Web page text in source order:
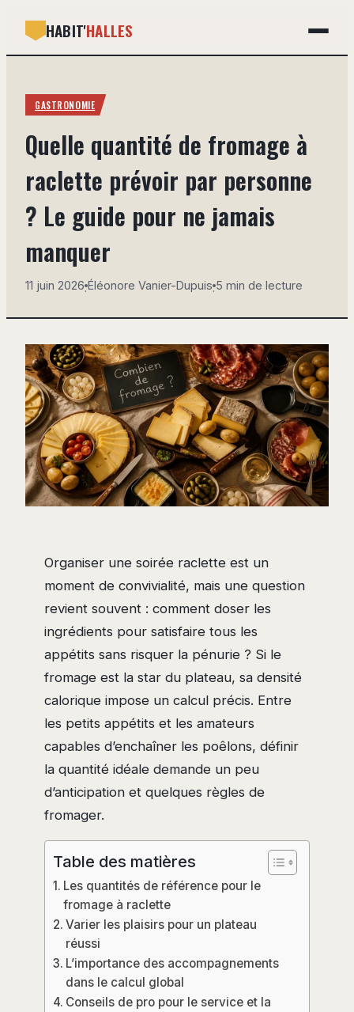
HABIT'HALLES
BRICOLAGE
DÉCO
IMMOBILIER
MAISON
GASTRONOMIE
Quelle quantité de fromage à
raclette prévoir par personne
? Le guide pour ne jamais
manquer
11 juin 2026·Éléonore Vanier-Dupuis·5 min de lecture
Organiser une soirée raclette est un
moment de convivialité, mais une question
revient souvent : comment doser les
ingrédients pour satisfaire tous les
appétits sans risquer la pénurie ? Si le
fromage est la star du plateau, sa densité
calorique impose un calcul précis. Entre
les petits appétits et les amateurs
capables d’enchaîner les poêlons, définir
la quantité idéale demande un peu
d’anticipation et quelques règles de
fromager.
Table des matières
Les quantités de référence pour le
fromage à raclette
Varier les plaisirs pour un plateau
réussi
L’importance des accompagnements
dans le calcul global
Conseils de pro pour le service et la